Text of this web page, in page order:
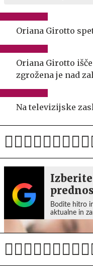
Oriana Girotto
Oriana Girotto
zgrožena je nad
Na televizijske
Bodite hitro
aktualne in